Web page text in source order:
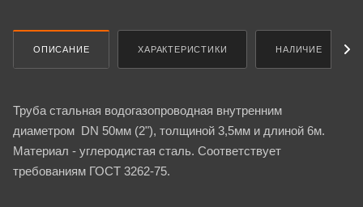
ОПИСАНИЕ ХАРАКТЕРИСТИКИ НАЛИЧИЕ
Труба стальная водогазопроводная внутренним
диаметром DN 50мм (2"), толщиной 3,5мм и длиной 6м.
Материал - углеродистая сталь. Соответствует
требованиям ГОСТ 3262-75.